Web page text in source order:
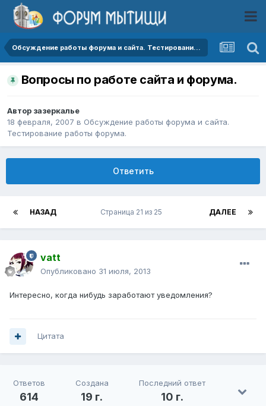
Обсуждение работы форума и сайта. Тестирование работы форума.
Вопросы по работе сайта и форума.
Автор зазеркалье
18 февраля, 2007 в Обсуждение работы форума и сайта.
Тестирование работы форума.
Ответить
НАЗАД ДАЛЕЕ
Страница 21 из 25
vatt
Опубликовано 31 июля, 2013
Интересно, когда нибудь заработают уведомления?
Цитата
Ответов
614
Создана
19 г.
Последний ответ
10 г.